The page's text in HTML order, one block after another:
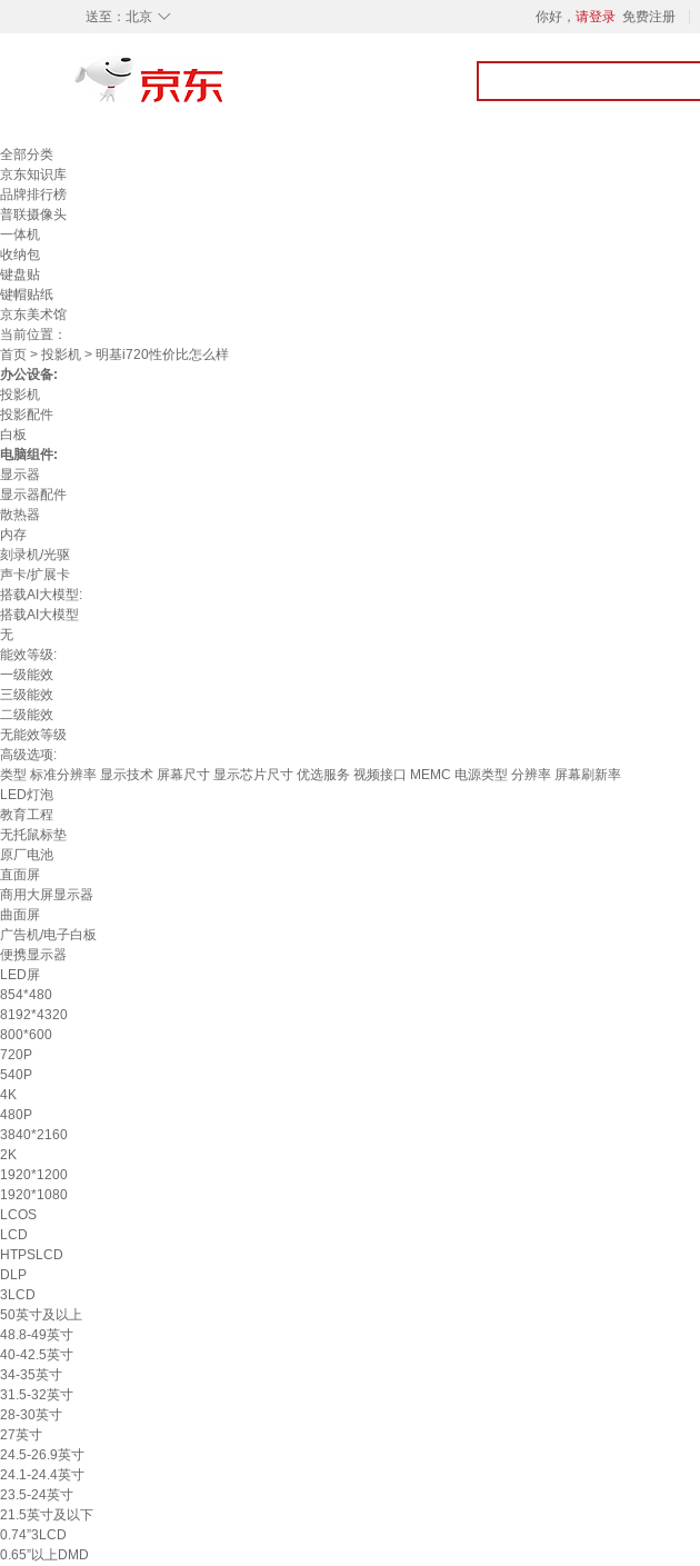
◇
送至： 北京 你好， 请登录 免费注册
全部分类
京东知识库
品牌排行榜
普联摄像头
一体机
收纳包
键盘贴
键帽贴纸
京东美术馆
当前位置：
首页 > 投影机 > 明基i720性价比怎么样
办公设备:
投影机
投影配件
白板
电脑组件:
显示器
显示器配件
散热器
内存
刻录机/光驱
声卡/扩展卡
搭载AI大模型:
搭载AI大模型
无
能效等级:
一级能效
三级能效
二级能效
无能效等级
高级选项:
类型 标准分辨率 显示技术 屏幕尺寸 显示芯片尺寸 优选服务 视频接口 MEMC 电源类型 分辨率 屏幕刷新率
LED灯泡
教育工程
无托鼠标垫
原厂电池
直面屏
商用大屏显示器
曲面屏
广告机/电子白板
便携显示器
LED屏
854*480
8192*4320
800*600
720P
540P
4K
480P
3840*2160
2K
1920*1200
1920*1080
LCOS
LCD
HTPSLCD
DLP
3LCD
50英寸及以上
48.8-49英寸
40-42.5英寸
34-35英寸
31.5-32英寸
28-30英寸
27英寸
24.5-26.9英寸
24.1-24.4英寸
23.5-24英寸
21.5英寸及以下
0.74”3LCD
0.65”以上DMD